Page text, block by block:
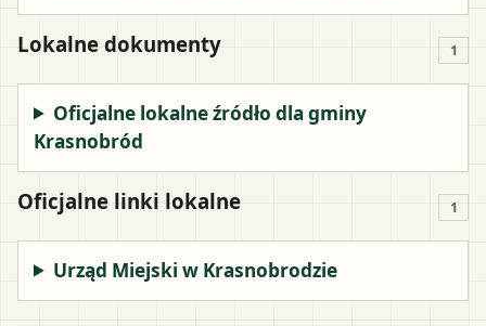
Lokalne dokumenty 1
Oficjalne lokalne źródło dla gminy
Krasnobród
Oficjalne linki lokalne 1
Urząd Miejski w Krasnobrodzie